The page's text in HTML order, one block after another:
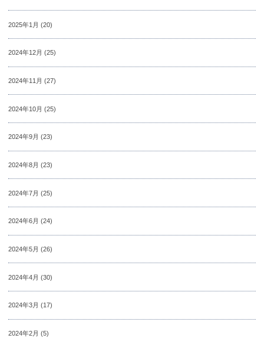
2025年1月 (20)
2024年12月 (25)
2024年11月 (27)
2024年10月 (25)
2024年9月 (23)
2024年8月 (23)
2024年7月 (25)
2024年6月 (24)
2024年5月 (26)
2024年4月 (30)
2024年3月 (17)
2024年2月 (5)